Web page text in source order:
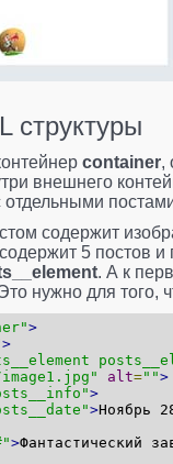
структуры
container,
внешнего
отдельными
содержит
5 постов
. А к
нужно для того,
>
>
alt="">
>
>Ноябрь
>Фантастический